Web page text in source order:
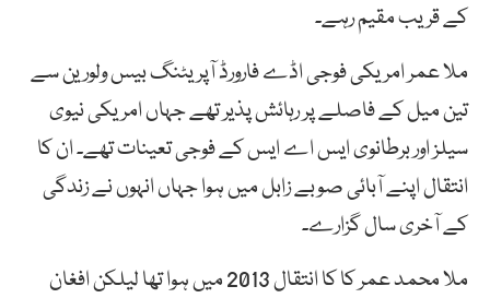
کے قریب مقیم رہے۔
ملا عمر امریکی فوجی اڈے فارورڈ آپریٹنگ بیس ولورین سے
تین میل کے فاصلے پر رہائش پذیر تھے جہاں امریکی نیوی
سیلز اور برطانوی ایس اے ایس کے فوجی تعینات تھے۔ ان کا
انتقال اپنے آبائی صوبے زابل میں ہوا جہاں انہوں نے زندگی
کے آخری سال گزارے۔
ملا محمد عمر کا کا انتقال 2013 میں ہوا تھا لیلکن افغان